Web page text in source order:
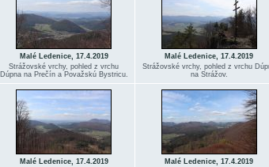
Malé Ledenice, 17.4.2019
Strážovské vrchy, pohled z vrchu
Dúpna na Prečín a Považskú Bystricu.
Malé Ledenice, 17.4.2019
Strážovské vrchy, pohled z vrchu
na Strážov.
Malé Ledenice, 17.4.2019
Malé Ledenice, 17.4.2019